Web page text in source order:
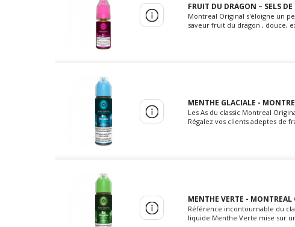
FRUIT DU DRAGON – SELS
Montreal Original s'éloigne un
saveur fruit du dragon , douce,
MENTHE GLACIALE -
Les As du classic Montreal
Régalez vos clients adeptes de
MENTHE VERTE -
Référence incontournable du
liquide Menthe Verte mise sur